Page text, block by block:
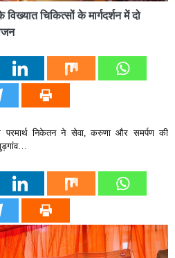
चिकित्सों के मार्गदर्शन में दो
निकेतन ने सेवा, करुणा और समर्पण की